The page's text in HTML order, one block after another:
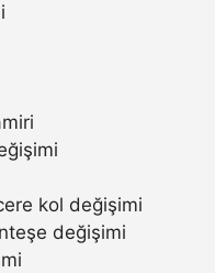
kol değişimi
değişimi